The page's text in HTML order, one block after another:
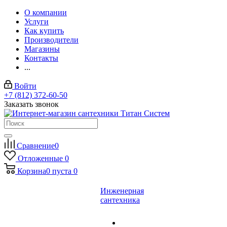
О компании
Услуги
Как купить
Производители
Магазины
Контакты
...
Войти
+7 (812) 372-60-50
Заказать звонок
Сравнение0
Отложенные 0
Корзина0 пуста 0
Инженерная
сантехника